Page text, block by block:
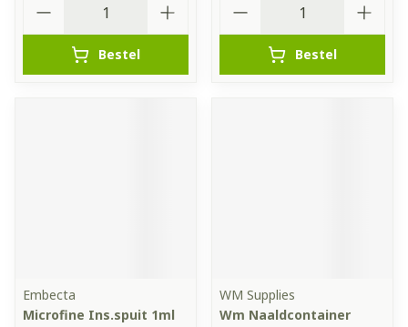
Bestel Bestel
Embecta
Microfine Ins.spuit 1ml
WM Supplies
Wm Naaldcontainer